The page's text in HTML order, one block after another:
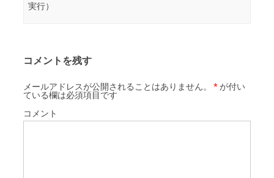
実行）
コメントを残す
メールアドレスが公開されることはありません。 * が付い
ている欄は必須項目です
コメント